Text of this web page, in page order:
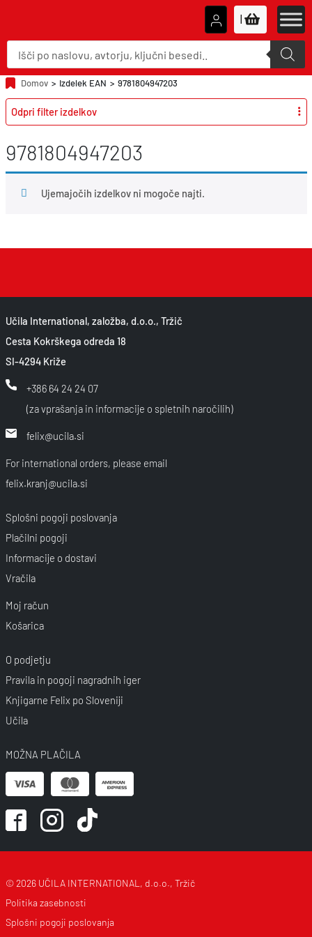
P
o
d
u
c
t
s
r
c
h
|
Domov > Izdelek EAN > 9781804947203
9781804947203
Ujemajočih izdelkov ni mogoče najti.
Odpri filter izdelkov
Učila International, založba, d.o.o., Tržič
Cesta Kokrškega odreda 18
SI-4294 Križe
+386 64 24 24 07
(za vprašanja in informacije o spletnih naročilih)
felix@ucila.si
For international orders, please email
felix.kranj@ucila.si
Splošni pogoji poslovanja
Plačilni pogoji
Informacije o dostavi
Vračila
Moj račun
Košarica
O podjetju
Pravila in pogoji nagradnih iger
Knjigarne Felix po Sloveniji
Učila
MOŽNA PLAČILA
© 2026 UČILA INTERNATIONAL, d.o.o., Tržič
Politika zasebnosti
Splošni pogoji poslovanja